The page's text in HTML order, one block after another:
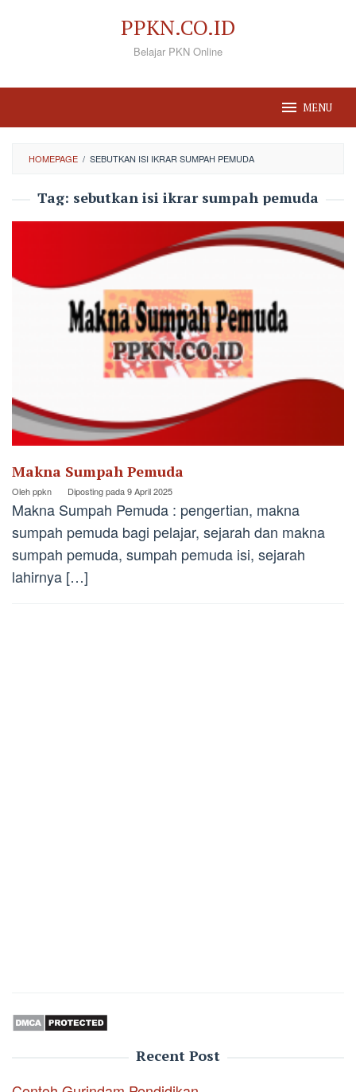
PPKN.CO.ID
Belajar PKN Online
MENU
HOMEPAGE / SEBUTKAN ISI IKRAR SUMPAH PEMUDA
Tag: sebutkan isi ikrar sumpah pemuda
Makna Sumpah Pemuda
Olehppkn Diposting pada9 April 2025
Makna Sumpah Pemuda : pengertian, makna
sumpah pemuda bagi pelajar, sejarah dan makna
sumpah pemuda, sumpah pemuda isi, sejarah
lahirnya […]
Recent Post